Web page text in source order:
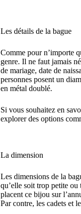
Les détails de la bague
Comme pour n’importe
genre. Il ne faut jamais
de mariage, date de
personnes posent un
en métal doublé.
Si vous souhaitez en
explorer des options
La dimension
Les dimensions de la
qu’elle soit trop petite ou
placent ce bijou sur
Par contre, les cadets et